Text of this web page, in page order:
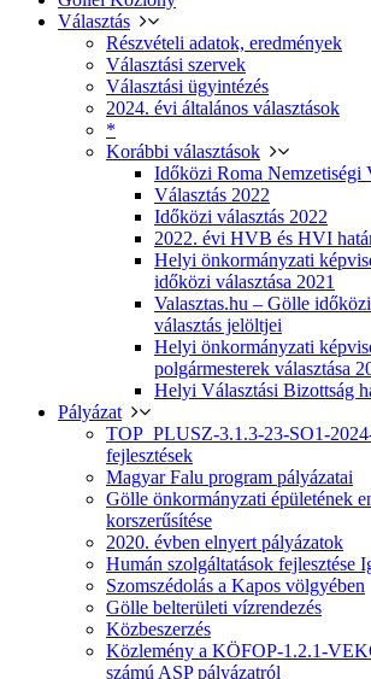
Választás
Részvételi adatok, eredmények
Választási szervek
Választási ügyintézés
2024. évi általános választások
*
Korábbi választások
Időközi Roma Nemzetiségi
Választás 2022
Időközi választás 2022
2022. évi HVB és HVI
Helyi önkormányzati
időközi választása 2021
Valasztas.hu – Gölle
választás jelöltjei
Helyi önkormányzati
polgármesterek választása
Helyi Választási Bizottság
Pályázat
TOP_PLUSZ-3.1.3-23-SO1-
fejlesztések
Magyar Falu program pályázatai
Gölle önkormányzati épületének
korszerűsítése
2020. évben elnyert pályázatok
Humán szolgáltatások fejlesztése
Szomszédolás a Kapos völgyében
Gölle belterületi vízrendezés
Közbeszerzés
Közlemény a KÖFOP-1.2.1-
számú ASP pályázatról